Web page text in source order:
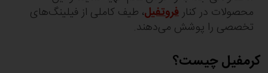
محصولات در کنارفروتفیل، طیف کاملی از فیلینگ‌های
تخصصی را پوشش می‌دهند.
کرمفیل چیست؟